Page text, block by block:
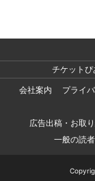
チケットぴ
会社案内
プライ
広告出稿・お取
一般の読